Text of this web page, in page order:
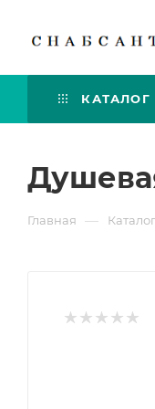
КАТАЛОГ
Главная — Каталог